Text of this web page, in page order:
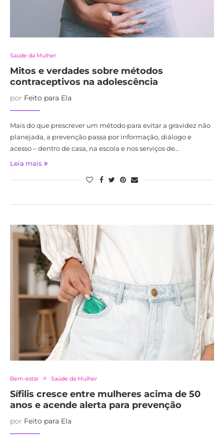
Saúde da Mulher
Mitos e verdades sobre métodos
contraceptivos na adolescência
por Feito para Ela
Mais do que prescrever um método para evitar a gravidez não
planejada, a prevenção passa por informação, diálogo e
acesso – dentro de casa, na escola e nos serviços de…
Leia mais
Bem-estar Saúde da Mulher
Sífilis cresce entre mulheres acima de 50
anos e acende alerta para prevenção
por Feito para Ela